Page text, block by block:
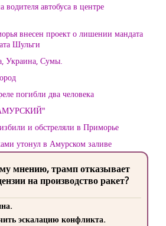
автобуса в центре
внесен проект о лишении мандата
Шульги
Украина, Сумы.
погибли два человека
и обстреляли в Приморье
утонул в Амурском заливе
мнению, трамп отказывает
на производство ракет?
эскалацию конфликта.